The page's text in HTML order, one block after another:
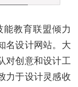
能教育联盟倾力
名设计网站。大
对创意和设计工
力于设计灵感收